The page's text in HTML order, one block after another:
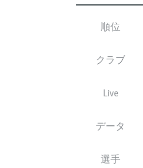
順位
クラブ
Live
データ
選手
スターティングメンバー
金, 06.11.2026 - 日,